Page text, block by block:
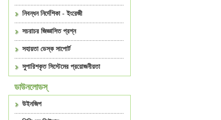
নিবন্ধন নির্দেশিকা - ইংরেজী
সচরাচর জিজ্ঞাসিত প্রশ্ন
সহায়তা ডেস্ক সাপোর্ট
সুপারিশকৃত সিস্টেমের প্রয়োজনীয়তা
ডাউনলোডস্
উইনজিপ